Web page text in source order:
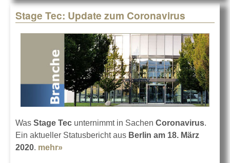
Stage Tec: Update zum Coronavirus
Was Stage Tec unternimmt in Sachen Coronavirus.
Ein aktueller Statusbericht aus Berlin am 18. März
2020. mehr»